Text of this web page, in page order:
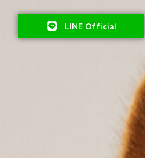
LINE Official